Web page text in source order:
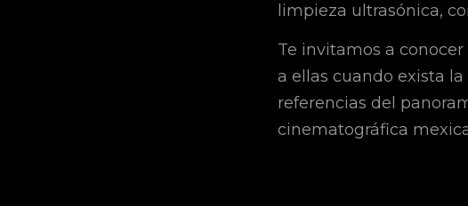
limpieza ultrasónica,
Te invitamos a
a ellas cuando exista
referencias del
cinematográfica